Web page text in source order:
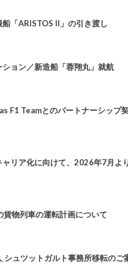
「ARISTOS II」の引き渡し
ョン／新造船「蓉翔丸」就航
F1 Teamとのパートナーシップ
ャリア化に向けて、2026年7月よ
貨物列車の運転計画について
シュツットガルト事務所移転のご